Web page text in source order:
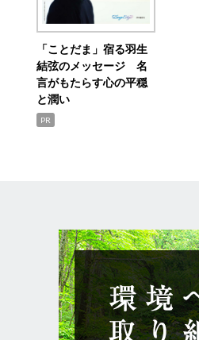
「ことだま」宿る羽生
結弦のメッセージ 名
言がもたらす心の平穏
と潤い
PR